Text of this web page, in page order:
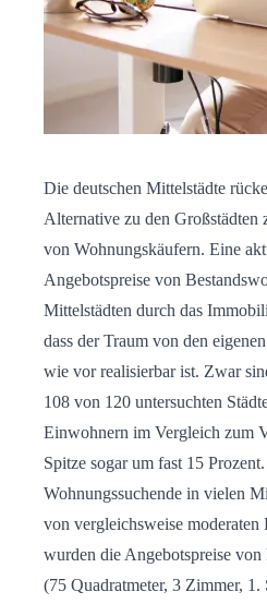
Die deutschen Mittelstädte
Alternative zu den Großstädten
von Wohnungskäufern. Eine
Angebotspreise von
Mittelstädten durch das
dass der Traum von den
wie vor realisierbar ist. Zwar
108 von 120 untersuchten
Einwohnern im Vergleich zum
Spitze sogar um fast 15
Wohnungssuchende in vielen
von vergleichsweise moderaten
wurden die Angebotspreise
(75 Quadratmeter, 3 Zimmer,